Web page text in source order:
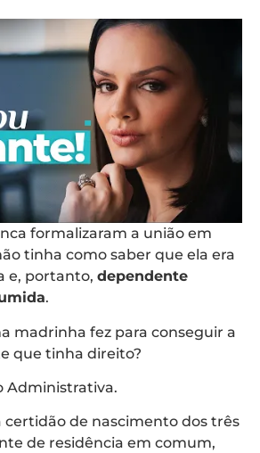
formalizaram a união em
tinha como saber que ela era
e, portanto, dependente
.
madrinha fez para conseguir a
que tinha direito?
Administrativa.
certidão de nascimento dos três
de residência em comum,